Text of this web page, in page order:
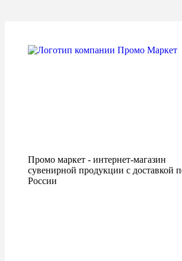
Промо маркет - интернет-магазин
сувенирной продукции с доставкой
России